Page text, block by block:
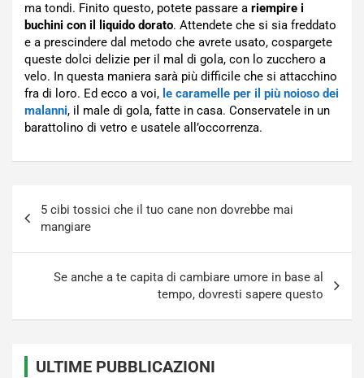
ma tondi. Finito questo, potete passare a riempire i
buchini con il liquido dorato. Attendete che si sia freddato
e a prescindere dal metodo che avrete usato, cospargete
queste dolci delizie per il mal di gola, con lo zucchero a
velo. In questa maniera sarà più difficile che si attacchino
fra di loro. Ed ecco a voi, le caramelle per il più noioso dei
malanni, il male di gola, fatte in casa. Conservatele in un
barattolino di vetro e usatele all’occorrenza.
articoli
5 cibi tossici che il tuo cane non dovrebbe mai
mangiare
Se anche a te capita di cambiare umore in base al
tempo, dovresti sapere questo
ULTIME PUBBLICAZIONI